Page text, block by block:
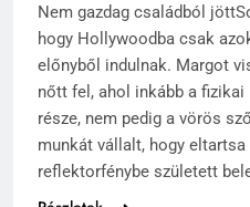
Nem gazdag családból
hogy Hollywoodba csak
előnyből indulnak. Margot
nőtt fel, ahol inkább a
része, nem pedig a vörös
munkát vállalt, hogy
reflektorfénybe született